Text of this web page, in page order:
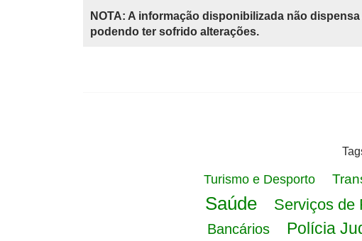
NOTA: A informação disponibilizada não
podendo ter sofrido alterações.
Turismo e Desporto
Saúde
Serviços de
Bancários
Polícia